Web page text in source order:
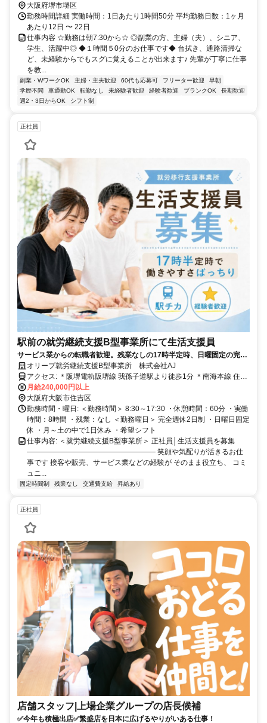
大阪府堺市堺区
勤務時間詳細 実働時間：1日あたり1時間50分 平均勤務日数：1ヶ月
あたり12日 〜 22日
仕事内容 ☆勤務は朝7:30から☆ ◎副業の方、主婦（夫）、シニア、
学生、活躍中◎ ◆１時間５0分のお仕事です◆ 台拭き、通路清掃な
ど、未経験からでもスグに覚えることが出来ます♪ 先輩が丁寧に仕事
を教...
副業・WワークOK 主婦・主夫歓迎 60代も応募可 フリーター歓迎
早朝
学歴不問
車通勤OK 転勤なし 未経験者歓迎 経験者歓迎 ブランクOK
長期歓迎
週2・3日からOK
シフト制
正社員
駅前の就労継続支援B型事業所にて生活支援員
サービス業からの転職者歓迎。残業なしの17時半定時、日曜固定の完全
週休2日制。未経験から始める安心のサポート業務です。
オリーブ就労継続支援B型事業所 株式会社AJ
アクセス: ＊阪堺電軌阪堺線 我孫子道駅より徒歩1分 ＊南海本線 住ノ
江駅より徒歩9分 ＊南海高野線 我孫子前駅より徒歩17分 ＊阪堺電軌
阪堺線 安立町駅より徒歩7分
月給240,000円以上
大阪府大阪市住吉区
勤務時間・曜日: ＜勤務時間＞ 8:30～17:30 ・休憩時間：60分 ・実働
時間：8時間 ・残業：なし ＜勤務曜日＞ 完全週休2日制 ・日曜日固定
休 ・月～土の中で1日休み ・希望シフト
仕事内容: ＜就労継続支援B型事業所＞ 正社員│生活支援員を募集
―――――――――――――――――― 笑顔や気配りが活きるお仕
事です 接客や販売、サービス業などの経験が そのまま役立ち、 コミ
ュニ...
固定時間制 残業なし 交通費支給 昇給あり
正社員
店舗スタッフ|上場企業グループの店長候補
✅️今年も積極出店✅️繁盛店を日本に広げるやりがいある仕事！